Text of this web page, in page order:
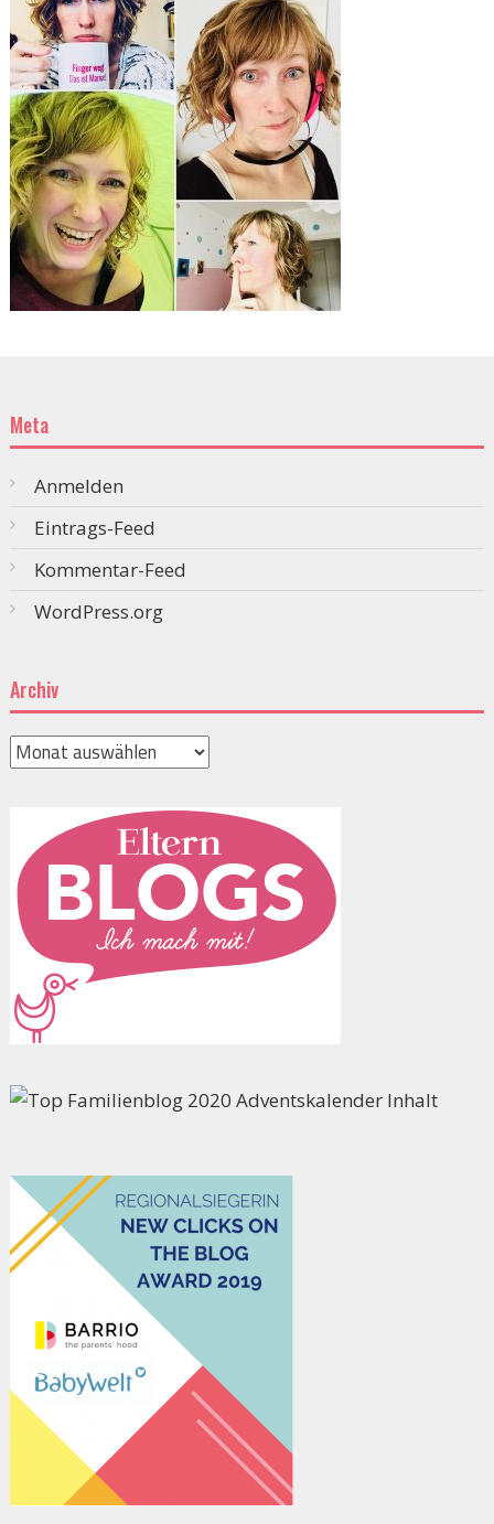
Meta
Anmelden
Eintrags-Feed
Kommentar-Feed
WordPress.org
Archiv
Archiv